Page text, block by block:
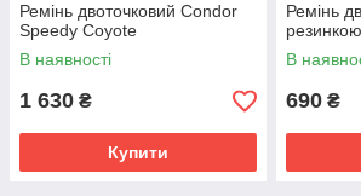
Ремінь двоточковий Condor
Speedy Coyote
В наявності
1 630 ₴
Купити
Ремінь
В
690 ₴